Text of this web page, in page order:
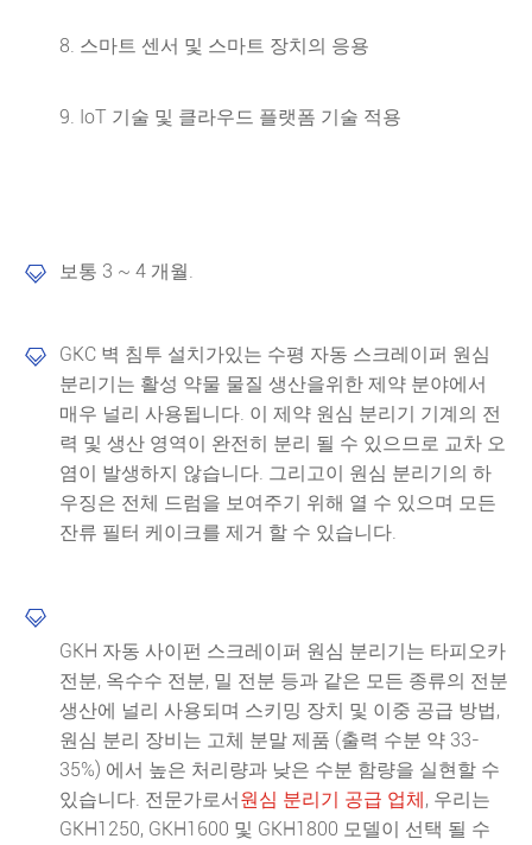
8. 스마트 센서 및 스마트 장치의 응용
9. IoT 기술 및 클라우드 플랫폼 기술 적용
 보통 3 ~ 4 개월.

GKC 벽 침투 설치가있는 수평 자동 스크레이퍼 원심
분리기는 활성 약물 물질 생산을위한 제약 분야에서
매우 널리 사용됩니다. 이 제약 원심 분리기 기계의 전
력 및 생산 영역이 완전히 분리 될 수 있으므로 교차 오
염이 발생하지 않습니다. 그리고이 원심 분리기의 하
우징은 전체 드럼을 보여주기 위해 열 수 있으며 모든
잔류 필터 케이크를 제거 할 수 있습니다.

GKH 자동 사이펀 스크레이퍼 원심 분리기는 타피오카
전분, 옥수수 전분, 밀 전분 등과 같은 모든 종류의 전분
생산에 널리 사용되며 스키밍 장치 및 이중 공급 방법,
원심 분리 장비는 고체 분말 제품 (출력 수분 약 33-
35%) 에서 높은 처리량과 낮은 수분 함량을 실현할 수
있습니다. 전문가로서원심 분리기 공급 업체, 우리는
GKH1250, GKH1600 및 GKH1800 모델이 선택 될 수